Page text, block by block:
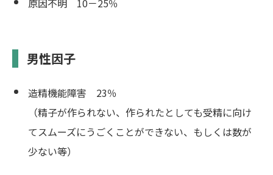
原因不明 10－25％
男性因子
造精機能障害 23％
（精子が作られない、作られたとしても受精に向け
てスムーズにうごくことができない、もしくは数が
少ない等）